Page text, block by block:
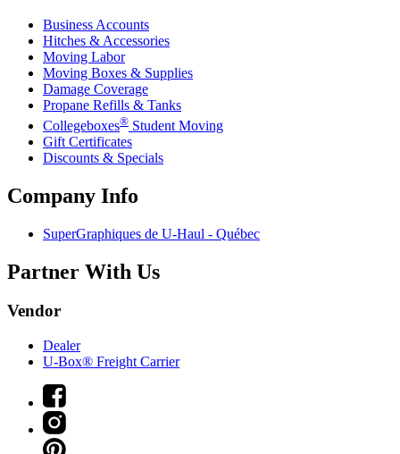
Business Accounts
Hitches & Accessories
Moving Labor
Moving Boxes & Supplies
Damage Coverage
Propane Refills & Tanks
Collegeboxes® Student Moving
Gift Certificates
Discounts & Specials
Company Info
SuperGraphiques de U-Haul - Québec
Partner With Us
Vendor
Dealer
U-Box® Freight Carrier